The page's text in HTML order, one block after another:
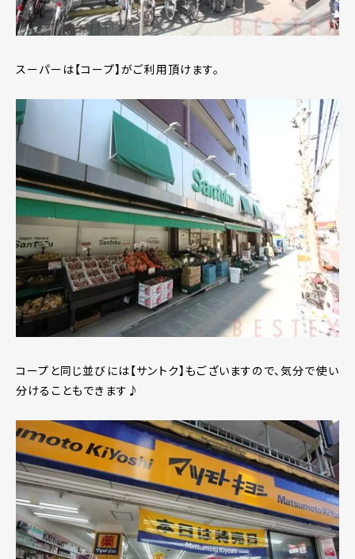
スーパーは【コープ】がご利用頂けます。
コープと同じ並びには【サントク】もございますので、気分で使い
分けることもできます♪